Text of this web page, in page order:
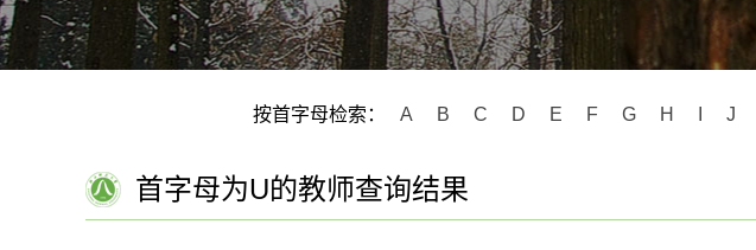
按首字母检索： A B C D E F G H J
首字母为U的教师查询结果